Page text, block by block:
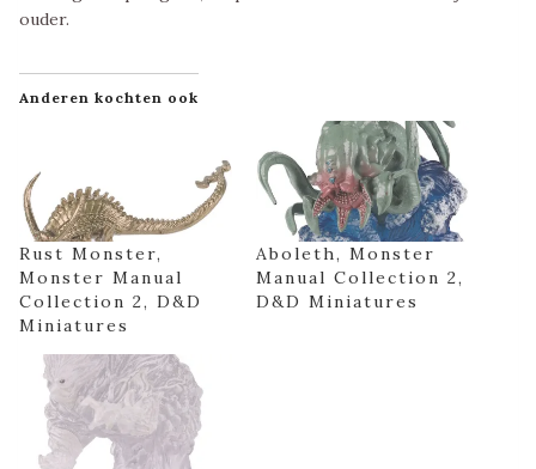
ouder.
Anderen kochten ook
Rust Monster,
Monster Manual
Collection 2, D&D
Miniatures
Aboleth, Monster
Manual Collection 2,
D&D Miniatures